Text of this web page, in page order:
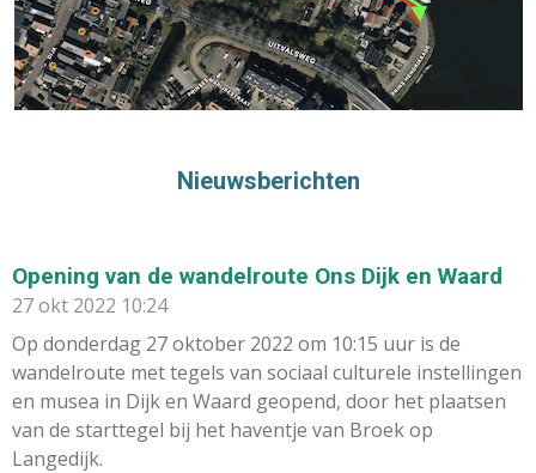
Nieuwsberichten
Opening van de wandelroute Ons Dijk en Waard
27 okt 2022 10:24
Op donderdag 27 oktober 2022 om 10:15 uur is de
wandelroute met tegels van sociaal culturele instellingen
en musea in Dijk en Waard geopend, door het plaatsen
van de starttegel bij het haventje van Broek op
Langedijk.